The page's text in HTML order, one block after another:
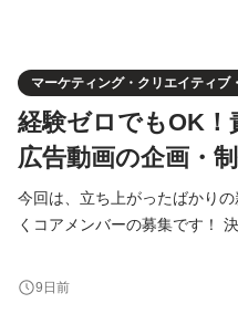
マーケティング・クリエイティブ
経験ゼロでもOK！
広告動画の企画・
今回は、立ち上がったばかり
くコアメンバーの募集です！
実行していく。ゼロから事業
量の高いフェーズを共に味わ
9日前